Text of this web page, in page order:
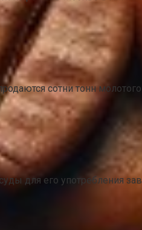
сотни тонн
для его употребления